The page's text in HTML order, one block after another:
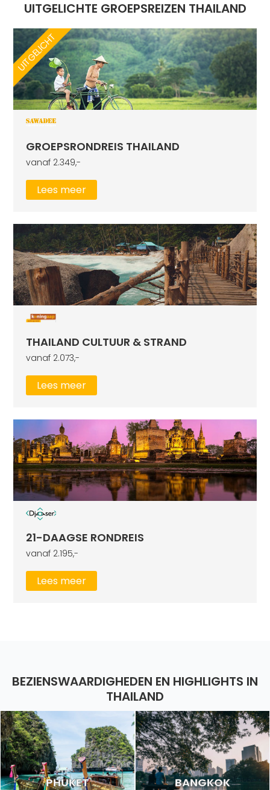
UITGELICHTE GROEPSREIZEN THAILAND
GROEPSRONDREIS THAILAND
vanaf 2.349,-
Lees meer
UITGELICHT
THAILAND CULTUUR & STRAND
vanaf 2.073,-
Lees meer
21-DAAGSE RONDREIS
vanaf 2.195,-
Lees meer
BEZIENSWAARDIGHEDEN EN HIGHLIGHTS IN
THAILAND
PHUKET BANGKOK